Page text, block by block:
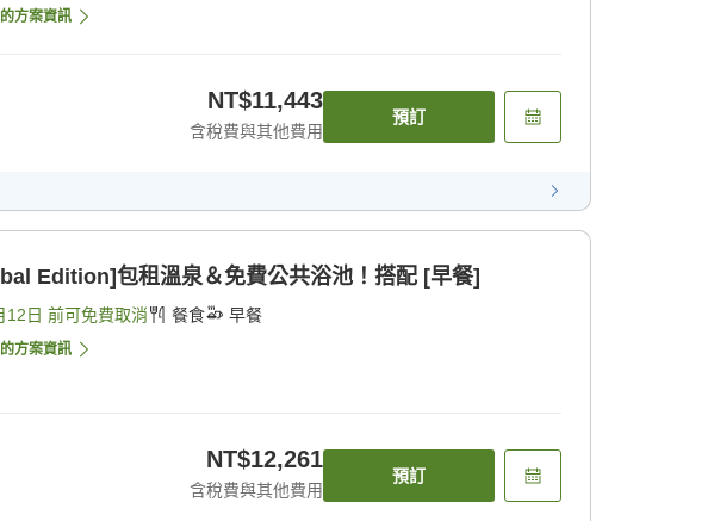
方案資訊
NT$11,443
含稅費與其他費用
預訂
Edition]包租溫泉＆免費公共浴池！搭配 [早餐]
12日 前可免費取消 餐食 早餐
方案資訊
NT$12,261
含稅費與其他費用
預訂